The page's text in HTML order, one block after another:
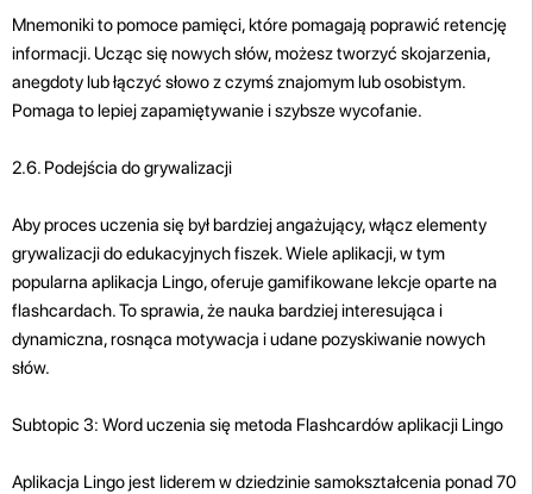
Mnemoniki to pomoce pamięci, które pomagają poprawić retencję
informacji. Ucząc się nowych słów, możesz tworzyć skojarzenia,
anegdoty lub łączyć słowo z czymś znajomym lub osobistym.
Pomaga to lepiej zapamiętywanie i szybsze wycofanie.
2.6. Podejścia do grywalizacji
Aby proces uczenia się był bardziej angażujący, włącz elementy
grywalizacji do edukacyjnych fiszek. Wiele aplikacji, w tym
popularna aplikacja Lingo, oferuje gamifikowane lekcje oparte na
flashcardach. To sprawia, że ​​nauka bardziej interesująca i
dynamiczna, rosnąca motywacja i udane pozyskiwanie nowych
słów.
Subtopic 3: Word uczenia się metoda Flashcardów aplikacji Lingo
Aplikacja Lingo jest liderem w dziedzinie samokształcenia ponad 70